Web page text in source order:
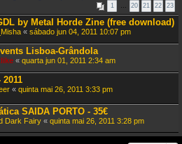
1 … 20 21 22 23
by Metal Horde Zine (free download)
« sábado jun 04, 2011 10:07 pm
Lisboa-Grândola
« quarta jun 01, 2011 2:34 am
« quinta mai 26, 2011 3:33 pm
SAIDA PORTO - 35€
Dark Fairy « quinta mai 26, 2011 3:28 pm